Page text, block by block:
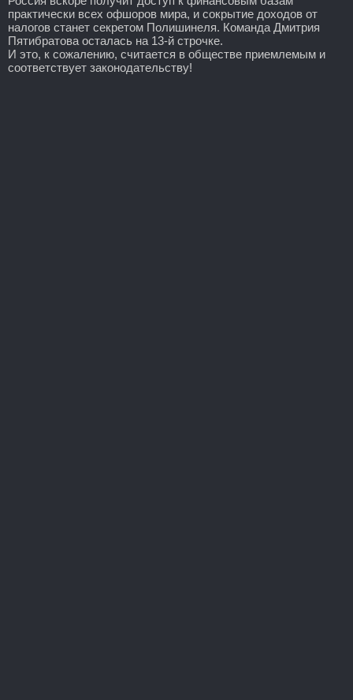
практически всех офшоров мира, и сокрытие доходов от
налогов станет секретом Полишинеля. Команда Дмитрия
Пятибратова осталась на 13-й строчке.
И это, к сожалению, считается в обществе приемлемым и
соответствует законодательству!